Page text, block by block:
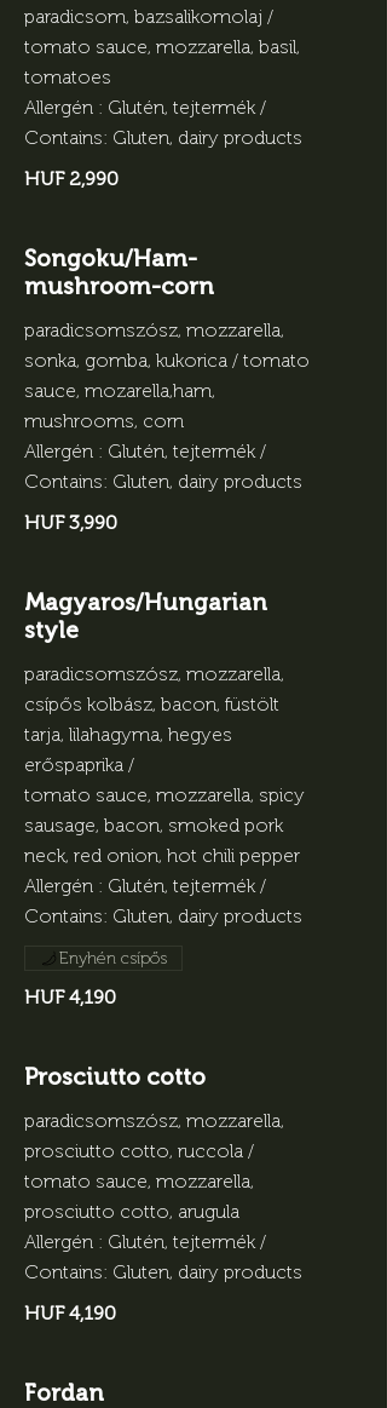
paradicsom, bazsalikomolaj /
tomato sauce, mozzarella, basil,
tomatoes
Allergén : Glutén, tejtermék /
Contains: Gluten, dairy products
HUF 2,990
Songoku/Ham-
mushroom-corn
paradicsomszósz, mozzarella,
sonka, gomba, kukorica / tomato
sauce, mozarella,ham,
mushrooms, corn
Allergén : Glutén, tejtermék /
Contains: Gluten, dairy products
HUF 3,990
Magyaros/Hungarian
style
paradicsomszósz, mozzarella,
csípős kolbász, bacon, füstölt
tarja, lilahagyma, hegyes
erőspaprika /
tomato sauce, mozzarella, spicy
sausage, bacon, smoked pork
neck, red onion, hot chili pepper
Allergén : Glutén, tejtermék /
Contains: Gluten, dairy products
HUF 4,190
Enyhén csípős
Prosciutto cotto
paradicsomszósz, mozzarella,
prosciutto cotto, ruccola /
tomato sauce, mozzarella,
prosciutto cotto, arugula
Allergén : Glutén, tejtermék /
Contains: Gluten, dairy products
HUF 4,190
Fordan